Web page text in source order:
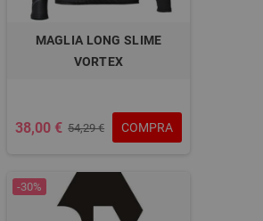
MAGLIA LONG SLIME
VORTEX
38,00 € 54,29 € COMPRA
-30%